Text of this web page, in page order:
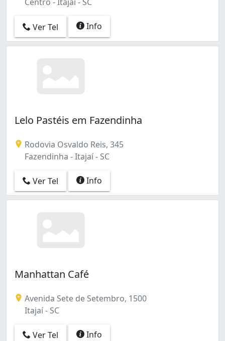
Centro - Itajaí - SC
Ver Tel Info
Lelo Pastéis em Fazendinha
Rodovia Osvaldo Reis, 345
Fazendinha - Itajaí - SC
Ver Tel Info
Manhattan Café
Avenida Sete de Setembro, 1500
Itajaí - SC
Ver Tel Info